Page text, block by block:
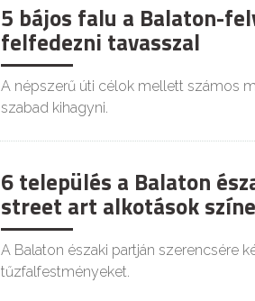
5 bájos falu a Balaton-
felfedezni tavasszal
A népszerű úti célok mellett számos
szabad kihagyni.
6 település a Balaton
street art alkotások
A Balaton északi partján szerencsére
tűzfalfestményeket.